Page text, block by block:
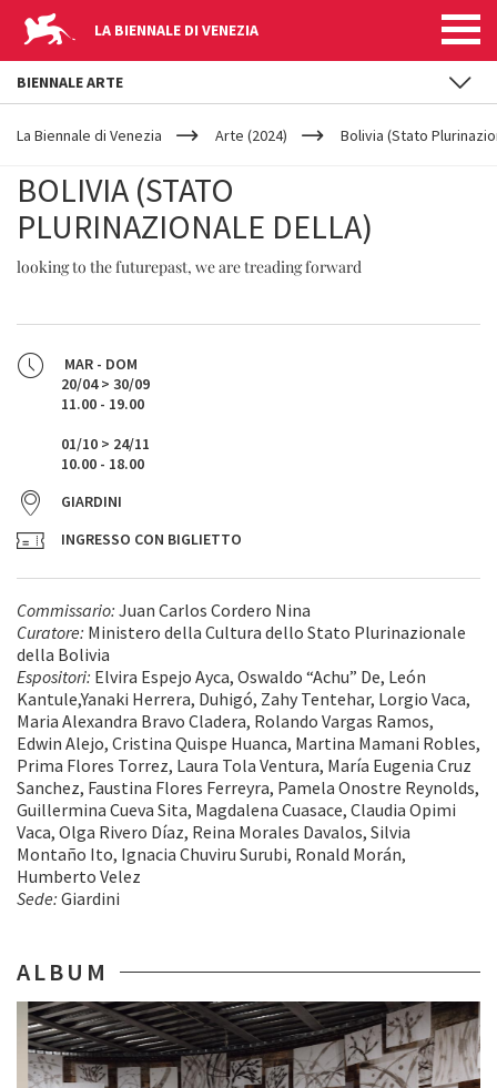
LA BIENNALE DI VENEZIA
YOUR
ARE
La Biennale di Venezia Arte (2024) Bolivia (Stato
BOLIVIA (STATO
PLURINAZIONALE DELLA)
looking to the futurepast, we are treading forward
MAR - DOM
20/04 > 30/09
11.00 - 19.00
01/10 > 24/11
10.00 - 18.00
GIARDINI
INGRESSO CON BIGLIETTO
Commissario: Juan Carlos Cordero Nina
Curatore: Ministero della Cultura dello Stato Plurinazionale
della Bolivia
Espositori: Elvira Espejo Ayca, Oswaldo “Achu” De, León
Kantule,Yanaki Herrera, Duhigó, Zahy Tentehar, Lorgio Vaca,
Maria Alexandra Bravo Cladera, Rolando Vargas Ramos,
Edwin Alejo, Cristina Quispe Huanca, Martina Mamani Robles,
Prima Flores Torrez, Laura Tola Ventura, María Eugenia Cruz
Sanchez, Faustina Flores Ferreyra, Pamela Onostre Reynolds,
Guillermina Cueva Sita, Magdalena Cuasace, Claudia Opimi
Vaca, Olga Rivero Díaz, Reina Morales Davalos, Silvia
Montaño Ito, Ignacia Chuviru Surubi, Ronald Morán,
Humberto Velez
Sede: Giardini
ALBUM
BIENNALE ARTE